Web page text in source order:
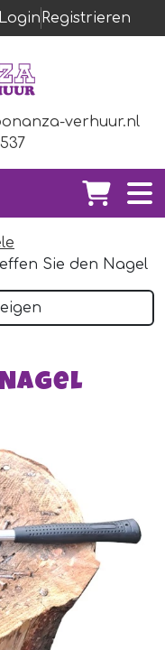
Login Registrieren
verhuur.nl
Sie den Nagel